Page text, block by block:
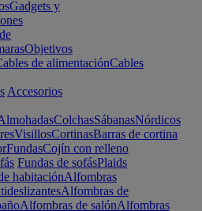
Gadgets y
Objetivos
de alimentaciónCables
Accesorios
ColchasSábanasNórdicos
VisillosCortinasBarras de cortina
FundasCojín con relleno
Fundas de sofásPlaids
habitaciónAlfombras
Alfombras de
Alfombras de salónAlfombras